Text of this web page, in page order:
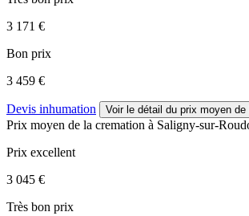
3 171 €
Bon prix
3 459 €
Devis inhumation Voir le détail du prix moyen de
Prix moyen de la cremation à Saligny-sur-
Prix excellent
3 045 €
Très bon prix